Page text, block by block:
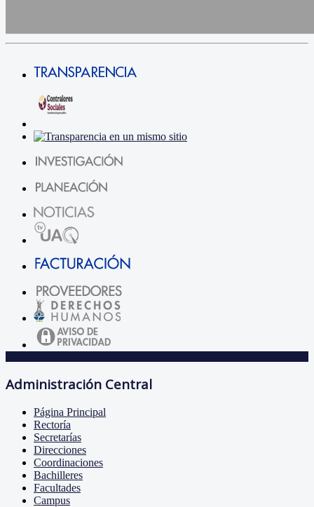
Administración Central
Página Principal
Rectoría
Secretarías
Direcciones
Coordinaciones
Bachilleres
Facultades
Campus